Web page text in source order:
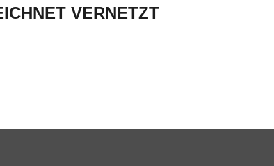
VERNETZT